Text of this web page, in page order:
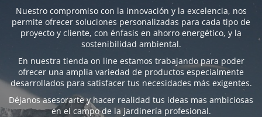
Nuestro compromiso con la innovación y la excelencia, nos
permite ofrecer soluciones personalizadas para cada tipo de
proyecto y cliente, con énfasis en ahorro energético, y la
sostenibilidad ambiental.
En nuestra tienda on line estamos trabajando para poder
ofrecer una amplia variedad de productos especialmente
desarrollados para satisfacer tus necesidades más exigentes.
Déjanos asesorarte y hacer realidad tus ideas mas ambiciosas
en el campo de la jardinería profesional.